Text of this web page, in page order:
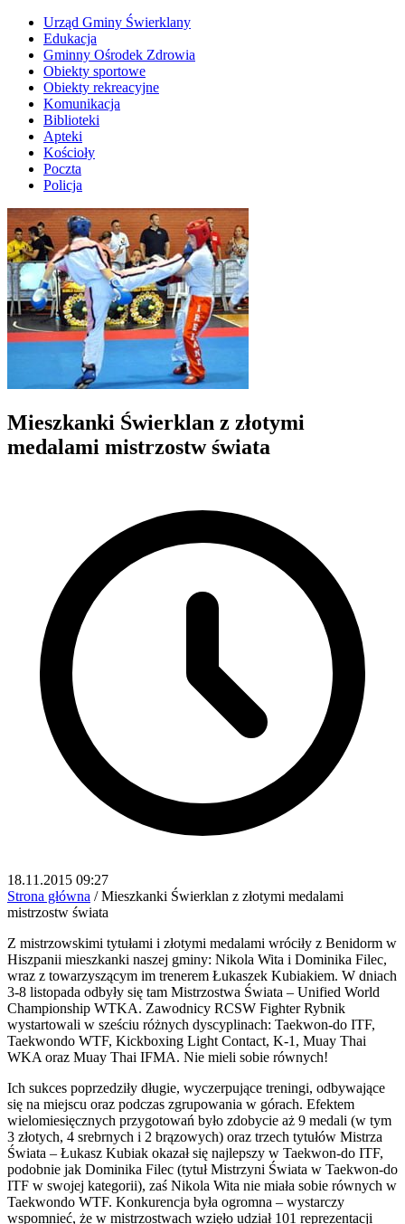
Urząd Gminy Świerklany
Edukacja
Gminny Ośrodek Zdrowia
Obiekty sportowe
Obiekty rekreacyjne
Komunikacja
Biblioteki
Apteki
Kościoły
Poczta
Policja
Mieszkanki Świerklan z złotymi
medalami mistrzostw świata
18.11.2015 09:27
Strona główna / Mieszkanki Świerklan z złotymi medalami
mistrzostw świata
Z mistrzowskimi tytułami i złotymi medalami wróciły z Benidorm w
Hiszpanii mieszkanki naszej gminy: Nikola Wita i Dominika Filec,
wraz z towarzyszącym im trenerem Łukaszek Kubiakiem. W dniach
3-8 listopada odbyły się tam Mistrzostwa Świata – Unified World
Championship WTKA. Zawodnicy RCSW Fighter Rybnik
wystartowali w sześciu różnych dyscyplinach: Taekwon-do ITF,
Taekwondo WTF, Kickboxing Light Contact, K-1, Muay Thai
WKA oraz Muay Thai IFMA. Nie mieli sobie równych!
Ich sukces poprzedziły długie, wyczerpujące treningi, odbywające
się na miejscu oraz podczas zgrupowania w górach. Efektem
wielomiesięcznych przygotowań było zdobycie aż 9 medali (w tym
3 złotych, 4 srebrnych i 2 brązowych) oraz trzech tytułów Mistrza
Świata – Łukasz Kubiak okazał się najlepszy w Taekwon-do ITF,
podobnie jak Dominika Filec (tytuł Mistrzyni Świata w Taekwon-do
ITF w swojej kategorii), zaś Nikola Wita nie miała sobie równych w
Taekwondo WTF. Konkurencja była ogromna – wystarczy
wspomnieć, że w mistrzostwach wzięło udział 101 reprezentacji